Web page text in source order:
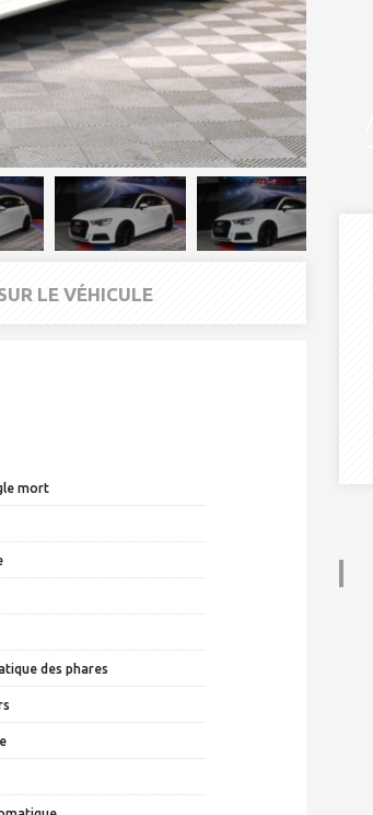
LE VÉHICULE
mort
des phares